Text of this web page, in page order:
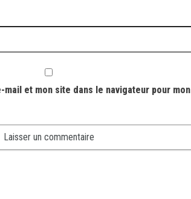
mail et mon site dans le navigateur pour mon